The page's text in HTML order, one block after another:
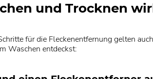
und Trocknen
für die Fleckenentfernung gelten
Waschen entdeckst: